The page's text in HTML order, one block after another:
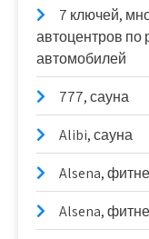
7 ключей,
автоцентров
автомобилей
777, сауна
Alibi, сауна
Alsena,
Alsena,